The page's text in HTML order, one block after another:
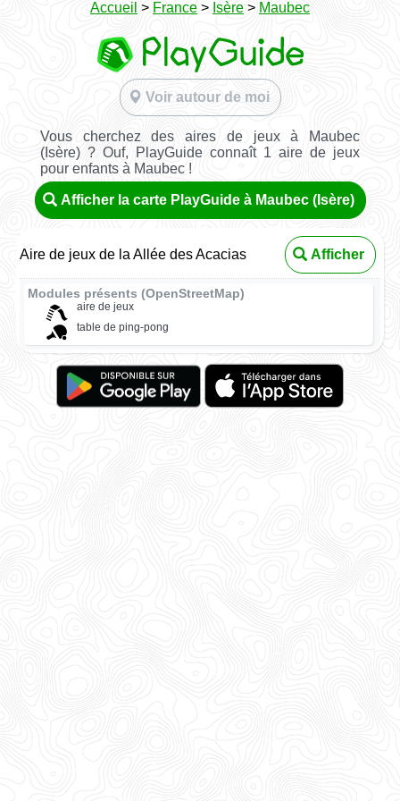
Accueil > France > Isère > Maubec
Voir autour de moi
Vous cherchez des aires de jeux à Maubec
(Isère) ? Ouf, PlayGuide connaît 1 aire de jeux
pour enfants à Maubec !
Afficher la carte PlayGuide à Maubec (Isère)
Aire de jeux de la Allée des Acacias Afficher
Modules présents (OpenStreetMap)
aire de jeux
table de ping-pong